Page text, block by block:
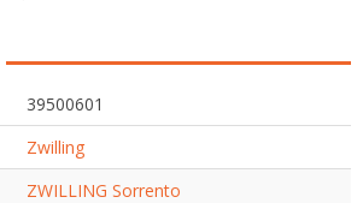
39500601
Zwilling
ZWILLING Sorrento